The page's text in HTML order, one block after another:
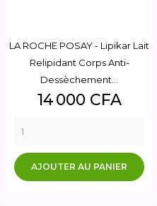
LA ROCHE POSAY - Lipikar Lait
Relipidant Corps Anti-
Dessèchement...
Prix
14 000 CFA
AJOUTER AU PANIER